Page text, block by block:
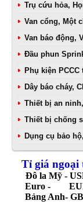
Trụ cứu hỏa,
Van cổng, Một
Van báo động,
Đầu phun
Phụ kiện
Dây báo cháy,
Thiết bị an
Thiết bị chống
Dụng cụ bảo
Tỉ giá ngoại
Đô la Mỹ -
Euro -
Bảng Anh-